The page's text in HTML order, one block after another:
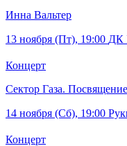
Инна Вальтер
13 ноября (Пт), 19:00 ДК
Концерт
Сектор Газа.
14 ноября (Сб), 19:00
Концерт